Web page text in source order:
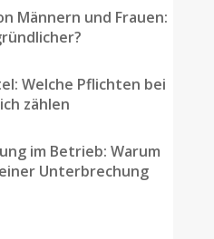
Männern und Frauen:
Welche Pflichten bei
zählen
im Betrieb: Warum
Unterbrechung